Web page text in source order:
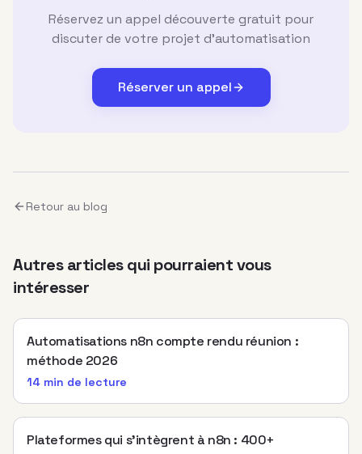
Réservez un appel découverte gratuit pour
discuter de votre projet d'automatisation
Réserver un appel
Retour au blog
Autres articles qui pourraient vous
intéresser
Automatisations n8n compte rendu réunion :
méthode 2026
14 min de lecture
Plateformes qui s’intègrent à n8n : 400+